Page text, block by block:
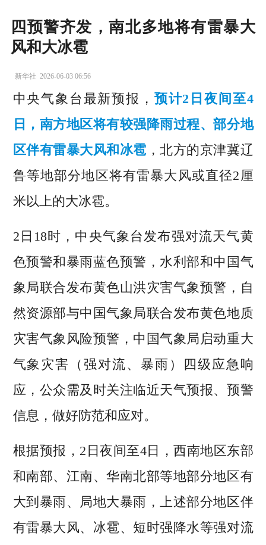
四预警齐发，南北多地将有雷暴大
风和大冰雹
新华社 2026-06-03 06:56
中央气象台最新预报， 预计2日夜间至4
日，南方地区将有较强降雨过程、部分地
区伴有雷暴大风和冰雹 ，北方的京津冀辽
鲁等地部分地区将有雷暴大风或直径2厘
米以上的大冰雹。
2日18时，中央气象台发布强对流天气黄
色预警和暴雨蓝色预警，水利部和中国气
象局联合发布黄色山洪灾害气象预警，自
然资源部与中国气象局联合发布黄色地质
灾害气象风险预警，中国气象局启动重大
气象灾害（强对流、暴雨）四级应急响
应，公众需及时关注临近天气预报、预警
信息，做好防范和应对。
根据预报，2日夜间至4日，西南地区东部
和南部、江南、华南北部等地部分地区有
大到暴雨、局地大暴雨，上述部分地区伴
有雷暴大风、冰雹、短时强降水等强对流